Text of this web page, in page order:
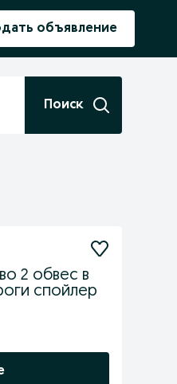
объявление
Поиск
2 обвес в
спойлер